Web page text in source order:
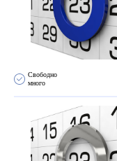
Свободно
много